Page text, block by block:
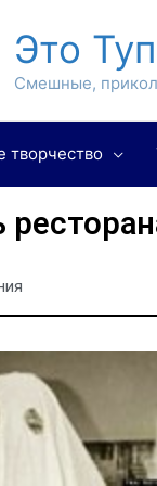
Это
Смешные,
творчество